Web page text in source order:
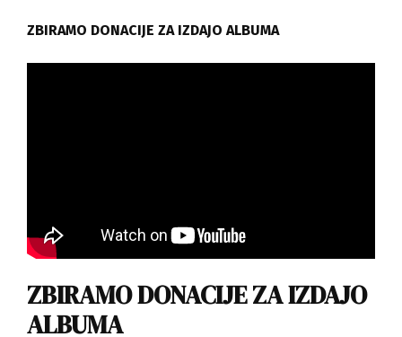
ZBIRAMO DONACIJE ZA IZDAJO ALBUMA
ZBIRAMO DONACIJE ZA IZDAJO
ALBUMA